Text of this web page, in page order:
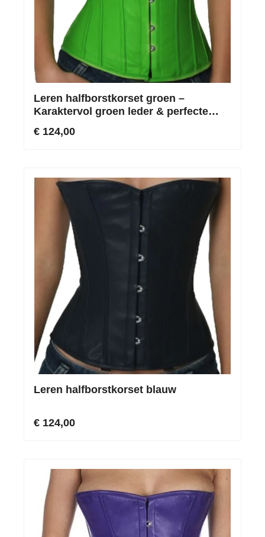
Leren halfborstkorset groen –
Karaktervol groen leder & perfecte
€ 124,00
Leren halfborstkorset blauw
€ 124,00